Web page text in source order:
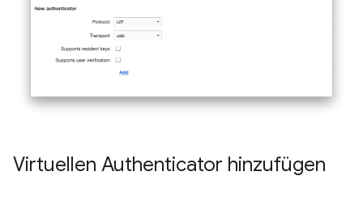
Virtuellen Authenticator hinzufügen